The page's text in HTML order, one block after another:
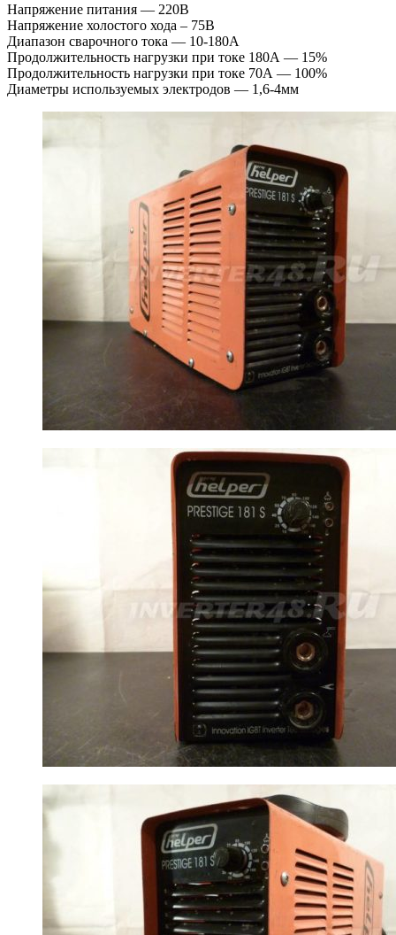
Напряжение питания — 220В
Напряжение холостого хода – 75В
Диапазон сварочного тока — 10-180А
Продолжительность нагрузки при токе 180А — 15%
Продолжительность нагрузки при токе 70А — 100%
Диаметры используемых электродов — 1,6-4мм